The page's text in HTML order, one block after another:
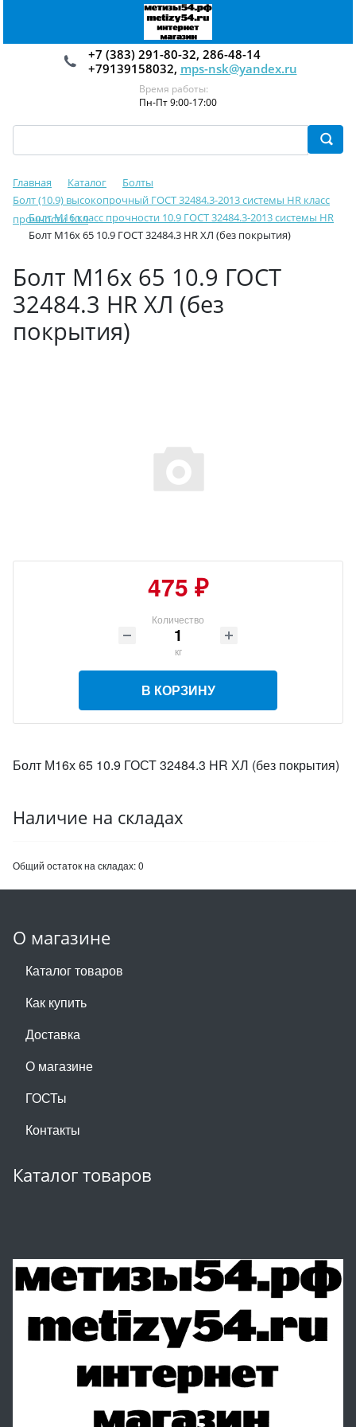
+7 (383) 291-80-32, 286-48-14
+79139158032, mps-nsk@yandex.ru
Время работы:
Пн-Пт 9:00-17:00
Главная Каталог
Болты
Болт (10.9) высокопрочный ГОСТ 32484.3-2013 системы HR класс
прочности 10.9
Болт М16 класс прочности 10.9 ГОСТ 32484.3-2013 системы HR
Болт М16х 65 10.9 ГОСТ 32484.3 HR ХЛ (без покрытия)
Болт М16х 65 10.9 ГОСТ
32484.3 HR ХЛ (без
покрытия)
475 ₽
Количество
кг
В КОРЗИНУ
Болт М16х 65 10.9 ГОСТ 32484.3 HR ХЛ (без покрытия)
Наличие на складах
Общий остаток на складах:0
О магазине
Каталог товаров
Как купить
Доставка
О магазине
ГОСТы
Контакты
Каталог товаров